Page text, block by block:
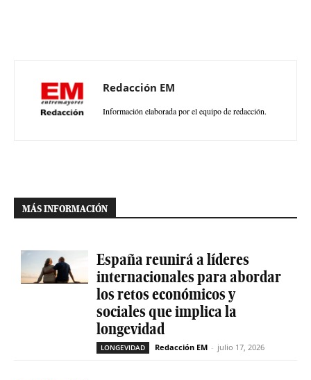
Redacción EM
Información elaborada por el equipo de redacción.
MÁS INFORMACIÓN
España reunirá a líderes
internacionales para abordar
los retos económicos y
sociales que implica la
longevidad
LONGEVIDAD Redacción EM - julio 17, 2026